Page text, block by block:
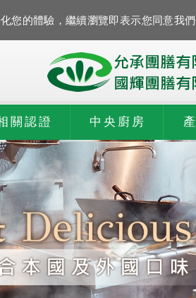
您的體驗，繼續瀏覽即表示您同意我
關認證 中央廚房